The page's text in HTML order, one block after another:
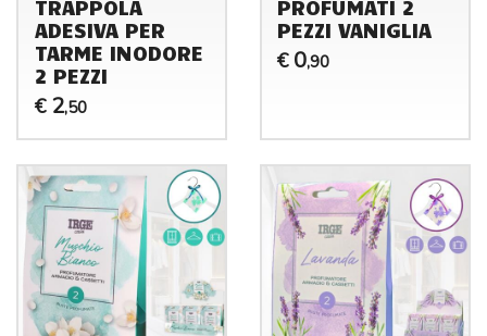
TRAPPOLA
ADESIVA PER
TARME INODORE
2 PEZZI
€ 2,50
PROFUMATI 2
PEZZI VANIGLIA
€ 0,90